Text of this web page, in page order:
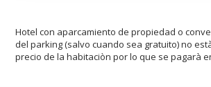
Hotel con aparcamiento de propiedad o
del parking (salvo cuando sea gratuito) no
precio de la habitaciòn por lo que se pagarà